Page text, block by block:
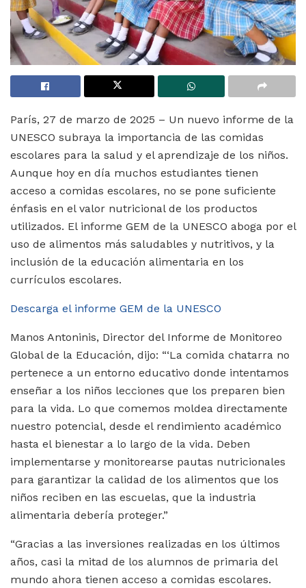
París, 27 de marzo de 2025 – Un nuevo informe de la
UNESCO subraya la importancia de las comidas
escolares para la salud y el aprendizaje de los niños.
Aunque hoy en día muchos estudiantes tienen
acceso a comidas escolares, no se pone suficiente
énfasis en el valor nutricional de los productos
utilizados. El informe GEM de la UNESCO aboga por el
uso de alimentos más saludables y nutritivos, y la
inclusión de la educación alimentaria en los
currículos escolares.
Descarga el informe GEM de la UNESCO
Manos Antoninis, Director del Informe de Monitoreo
Global de la Educación, dijo: “‘La comida chatarra no
pertenece a un entorno educativo donde intentamos
enseñar a los niños lecciones que los preparen bien
para la vida. Lo que comemos moldea directamente
nuestro potencial, desde el rendimiento académico
hasta el bienestar a lo largo de la vida. Deben
implementarse y monitorearse pautas nutricionales
para garantizar la calidad de los alimentos que los
niños reciben en las escuelas, que la industria
alimentaria debería proteger.”
“Gracias a las inversiones realizadas en los últimos
años, casi la mitad de los alumnos de primaria del
mundo ahora tienen acceso a comidas escolares.